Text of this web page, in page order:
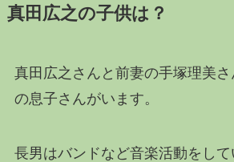
真田広之の子供は？
真田広之さんと前妻の手塚理美
の息子さんがいます。
長男はバンドなど音楽活動をし